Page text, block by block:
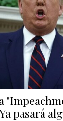
pasará